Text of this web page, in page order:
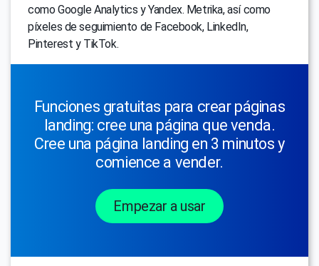
como Google Analytics y Yandex. Metrika, así como
píxeles de seguimiento de Facebook, LinkedIn,
Pinterest y TikTok.
Funciones gratuitas para crear páginas
landing: cree una página que venda.
Cree una página landing en 3 minutos y
comience a vender.
Empezar a usar